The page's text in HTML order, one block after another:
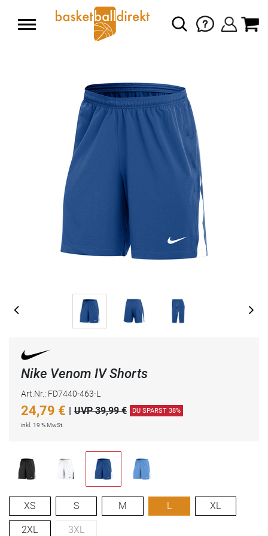
Nike Venom IV Shorts
Art.Nr.: FD7440-463-L
24,79 € | UVP 39,99 € DU SPARST 38%
inkl. 19 % MwSt.
XS S M L XL
2XL 3XL